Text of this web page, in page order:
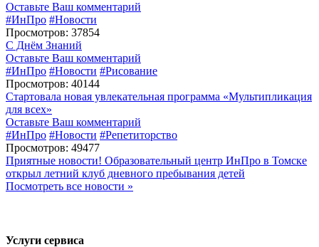
Оставьте Ваш комментарий
#ИнПро #Новости
Просмотров: 37854
С Днём Знаний
Оставьте Ваш комментарий
#ИнПро #Новости #Рисование
Просмотров: 40144
Стартовала новая увлекательная программа «Мультипликация
для всех»
Оставьте Ваш комментарий
#ИнПро #Новости #Репетиторство
Просмотров: 49477
Приятные новости! Образовательный центр ИнПро в Томске
открыл летний клуб дневного пребывания детей
Посмотреть все новости »
Услуги сервиса